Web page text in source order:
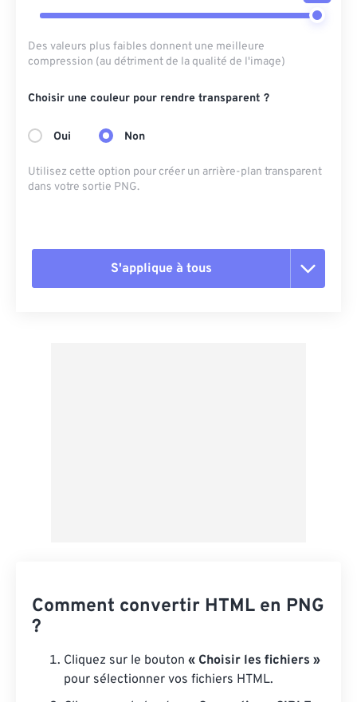
Des valeurs plus faibles donnent une meilleure
compression (au détriment de la qualité de l'image)
Choisir une couleur pour rendre transparent ?
Oui Non
Utilisez cette option pour créer un arrière-plan transparent
dans votre sortie PNG.
S'applique à tous
Comment convertir HTML en PNG
?
Cliquez sur le bouton « Choisir les fichiers »
pour sélectionner vos fichiers HTML.